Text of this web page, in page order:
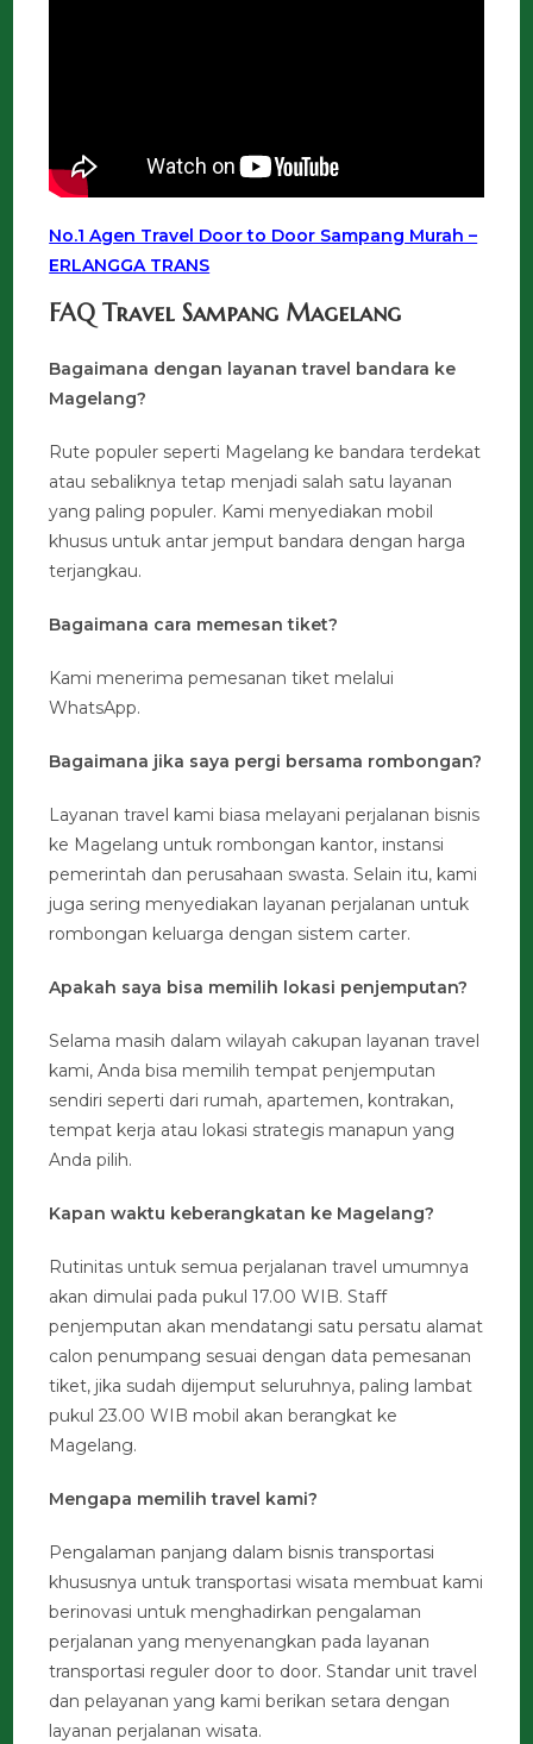
No.1 Agen Travel Door to Door Sampang Murah –
ERLANGGA TRANS
FAQ Travel Sampang Magelang
Bagaimana dengan layanan travel bandara ke
Magelang?
Rute populer seperti Magelang ke bandara terdekat
atau sebaliknya tetap menjadi salah satu layanan
yang paling populer. Kami menyediakan mobil
khusus untuk antar jemput bandara dengan harga
terjangkau.
Bagaimana cara memesan tiket?
Kami menerima pemesanan tiket melalui
WhatsApp.
Bagaimana jika saya pergi bersama rombongan?
Layanan travel kami biasa melayani perjalanan bisnis
ke Magelang untuk rombongan kantor, instansi
pemerintah dan perusahaan swasta. Selain itu, kami
juga sering menyediakan layanan perjalanan untuk
rombongan keluarga dengan sistem carter.
Apakah saya bisa memilih lokasi penjemputan?
Selama masih dalam wilayah cakupan layanan travel
kami, Anda bisa memilih tempat penjemputan
sendiri seperti dari rumah, apartemen, kontrakan,
tempat kerja atau lokasi strategis manapun yang
Anda pilih.
Kapan waktu keberangkatan ke Magelang?
Rutinitas untuk semua perjalanan travel umumnya
akan dimulai pada pukul 17.00 WIB. Staff
penjemputan akan mendatangi satu persatu alamat
calon penumpang sesuai dengan data pemesanan
tiket, jika sudah dijemput seluruhnya, paling lambat
pukul 23.00 WIB mobil akan berangkat ke
Magelang.
Mengapa memilih travel kami?
Pengalaman panjang dalam bisnis transportasi
khususnya untuk transportasi wisata membuat kami
berinovasi untuk menghadirkan pengalaman
perjalanan yang menyenangkan pada layanan
transportasi reguler door to door. Standar unit travel
dan pelayanan yang kami berikan setara dengan
layanan perjalanan wisata.